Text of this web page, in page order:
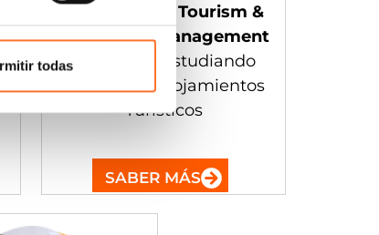
todas
International Tourism &
Hospitality Management
BA (Hons)
estudiando
Gestion de Alojamientos
Turísticos
SABER MÁS